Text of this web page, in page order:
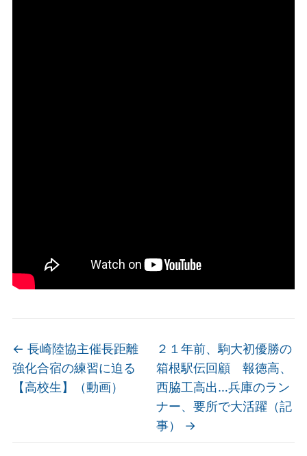
← 長崎陸協主催長距離
強化合宿の練習に迫る
【高校生】（動画）
２１年前、駒大初優勝の
箱根駅伝回顧 報徳高、
西脇工高出…兵庫のラン
ナー、要所で大活躍（記
事） →